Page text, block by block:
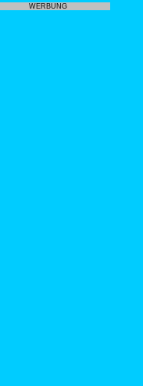
WERBUNG